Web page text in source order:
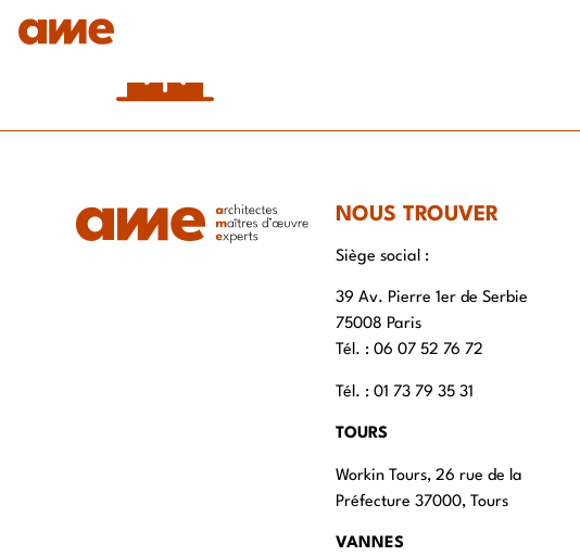
NOUS TROUVER
Siège social :
39 Av. Pierre 1er de Serbie
75008 Paris
Tél. : ‭06 07 52 76 72
Tél. : 01 73 79 35 31
TOURS
Workin Tours, 26 rue de la
Préfecture 37000, Tours
VANNES